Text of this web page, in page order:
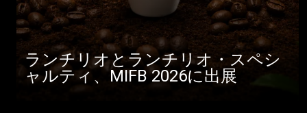
ランチリオとランチリオ・スペシ
ャルティ、MIFB 2026に出展